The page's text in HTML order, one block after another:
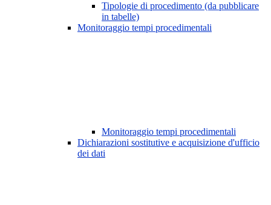
Tipologie di procedimento (da pubblicare
in tabelle)
Monitoraggio tempi procedimentali
Monitoraggio tempi procedimentali
Dichiarazioni sostitutive e acquisizione d'ufficio
dei dati